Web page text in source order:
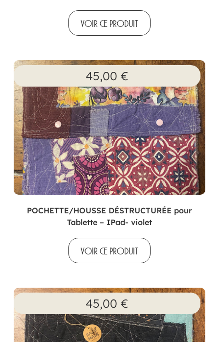
VOIR CE PRODUIT
45,00 €
POCHETTE/HOUSSE DÉSTRUCTURÉE pour
Tablette – IPad- violet
VOIR CE PRODUIT
45,00 €